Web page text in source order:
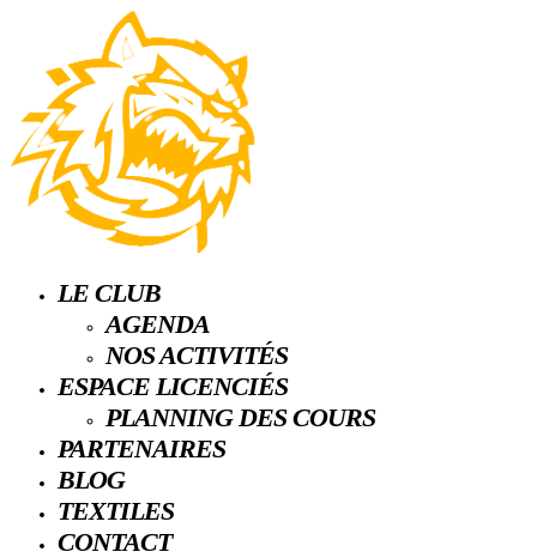
LE CLUB
AGENDA
NOS ACTIVITÉS
ESPACE LICENCIÉS
PLANNING DES COURS
PARTENAIRES
BLOG
TEXTILES
CONTACT